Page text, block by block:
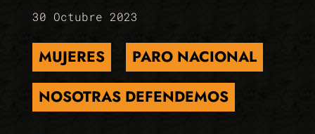
30 Octubre 2023
MUJERES
PARO NACIONAL
NOSOTRAS DEFENDEMOS